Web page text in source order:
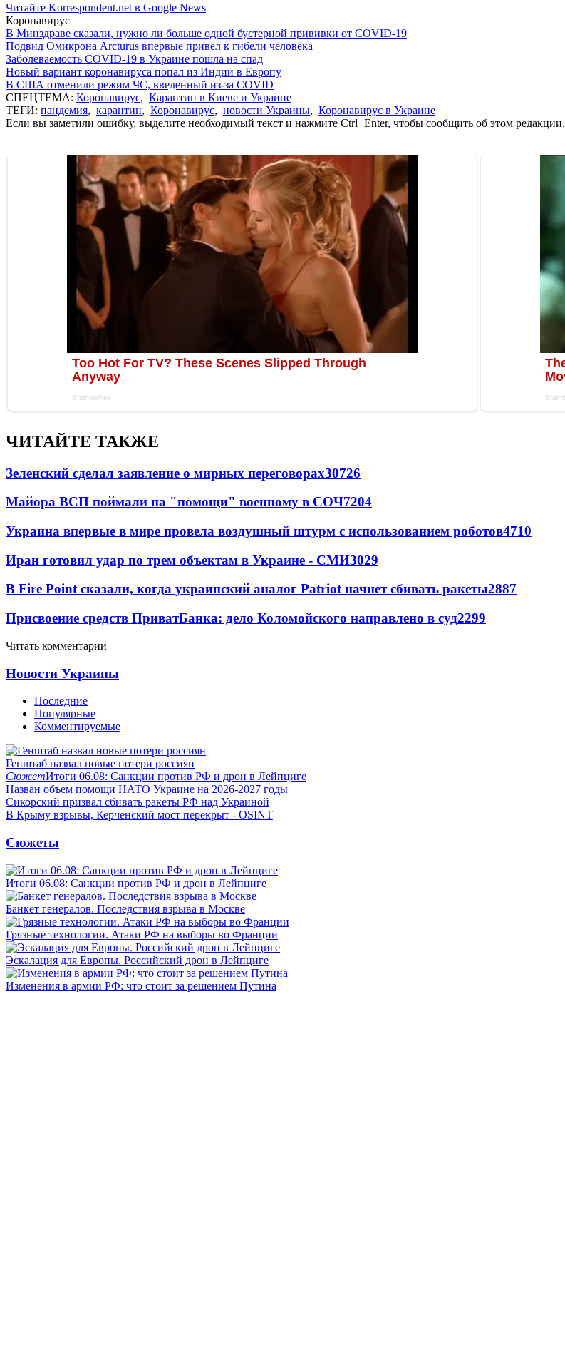
Читайте Korrespondent.net в Google News
Коронавирус
В Минздраве сказали, нужно ли больше одной бустерной прививки от COVID-19
Подвид Омикрона Arcturus впервые привел к гибели человека
Заболеваемость COVID-19 в Украине пошла на спад
Новый вариант коронавируса попал из Индии в Европу
В США отменили режим ЧС, введенный из-за COVID
СПЕЦТЕМА: Коронавирус, Карантин в Киеве и Украине
ТЕГИ: пандемия, карантин, Коронавирус, новости Украины, Коронавирус в Украине
Если вы заметили ошибку, выделите необходимый текст и нажмите Ctrl+Enter, чтобы сообщить об этом редакции.
ЧИТАЙТЕ ТАКЖЕ
Зеленский сделал заявление о мирных переговорах30726
Майора ВСП поймали на "помощи" военному в СОЧ7204
Украина впервые в мире провела воздушный штурм с использованием роботов4710
Иран готовил удар по трем объектам в Украине - СМИ3029
В Fire Point сказали, когда украинский аналог Patriot начнет сбивать ракеты2887
Присвоение средств ПриватБанка: дело Коломойского направлено в суд2299
Читать комментарии
Новости Украины
Последние
Популярные
Комментируемые
Генштаб назвал новые потери россиян
СюжетИтоги 06.08: Санкции против РФ и дрон в Лейпциге
Назван объем помощи НАТО Украине на 2026-2027 годы
Сикорский призвал сбивать ракеты РФ над Украиной
В Крыму взрывы, Керченский мост перекрыт - OSINT
Сюжеты
Итоги 06.08: Санкции против РФ и дрон в Лейпциге
Банкет генералов. Последствия взрыва в Москве
Грязные технологии. Атаки РФ на выборы во Франции
Эскалация для Европы. Российский дрон в Лейпциге
Изменения в армии РФ: что стоит за решением Путина